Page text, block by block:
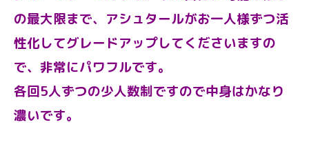
の最大限まで、アシュタールがお一人様ずつ活
性化してグレードアップしてくださいますの
で、非常にパワフルです。
各回5人ずつの少人数制ですので中身はかなり
濃いです。